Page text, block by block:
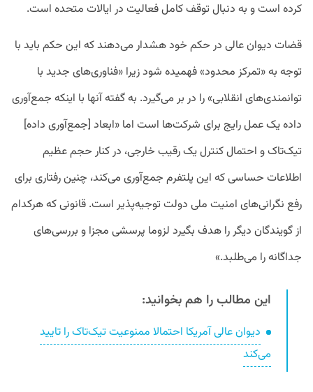
کرده است و به دنبال توقف کامل فعالیت در ایالات متحده است.
قضات دیوان عالی در حکم خود هشدار می‌دهند که این حکم باید با
توجه به «تمرکز محدود» فهمیده شود زیرا «فناوری‌های جدید با
توانمندی‌های انقلابی» را در بر می‌گیرد. به گفته آنها با اینکه جمع‌آوری
داده یک عمل رایج برای شرکت‌ها است اما «ابعاد [جمع‌آوری داده]
تیک‌تاک و احتمال کنترل یک رقیب خارجی، در کنار حجم عظیم
اطلاعات حساسی که این پلتفرم جمع‌آوری می‌کند، چنین رفتاری برای
رفع نگرانی‌های امنیت ملی دولت توجیه‌پذیر است. قانونی که هرکدام
از گویندگان دیگر را هدف بگیرد لزوما پرسشی مجزا و بررسی‌های
جداگانه را می‌طلبد.»
این مطالب را هم بخوانید:
دیوان عالی آمریکا احتمالا ممنوعیت تیک‌تاک را تایید
می‌کند